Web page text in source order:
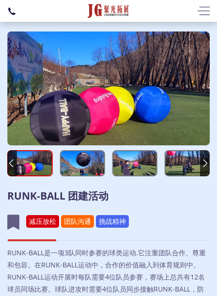
RUNK-BALL 团建活动
减压放松 团队沟通 挑战精神
RUNK-BALL是一项3队同时参赛的球类运动.它注重团队合作、尊重
和包容。在RUNK-BALL运动中，合作的价值融入到体育规则中。
RUNK-BALL运动开展时每队需要4位队员参赛，赛场上总共有12名
球员同场比赛。球队进攻时需要4位队员同步接触RUNK-BALL，防